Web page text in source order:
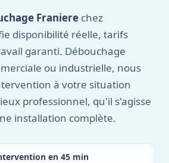
Franiere chez
disponibilité réelle, tarifs
garanti. Débouchage
ou industrielle, nous
à votre situation
professionnel, qu'il s'agisse
installation complète.
en 45 min